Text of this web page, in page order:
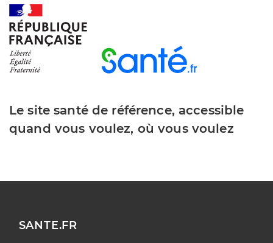
Le site santé de référence, accessible
quand vous voulez, où vous voulez
SANTE.FR